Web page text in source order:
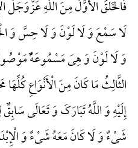
فَالْخَلْقُ الْأَوَّلُ مِنَ اللَّهِ عَزَّوَجَلَّ
لَا سَمْعَ وَ لَا لَوْنَ وَ لَا حِسَّ وَ
وَ لَا لَوْنَ وَ هِیَ مَسْمُوعَهًٌْ
الثَّالِثُ مَا کَانَ مِنَ الْأَنْوَاعِ
إِلَیْهِ وَ اللَّهُ تَبَارَکَ وَ تَعَالَی
شَیْءٌ وَ لَا کَانَ مَعَهُ شَیْءٌ وَ